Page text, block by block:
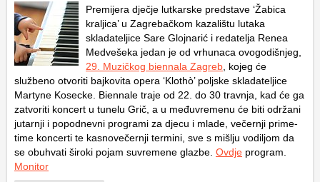
Premijera dječje lutkarske predstave ‘Žabica
kraljica’ u Zagrebačkom kazalištu lutaka
skladateljice Sare Glojnarić i redatelja Renea
Medvešeka jedan je od vrhunaca ovogodišnjeg,
29. Muzičkog biennala Zagreb , kojeg će
službeno otvoriti bajkovita opera ‘Klothò’ poljske skladateljice
Martyne Kosecke. Biennale traje od 22. do 30 travnja, kad će ga
zatvoriti koncert u tunelu Grič, a u međuvremenu će biti održani
jutarnji i popodnevni programi za djecu i mlade, večernji prime-
time koncerti te kasnovečernji termini, sve s mišlju vodiljom da
se obuhvati široki pojam suvremene glazbe. Ovdje program.
Monitor